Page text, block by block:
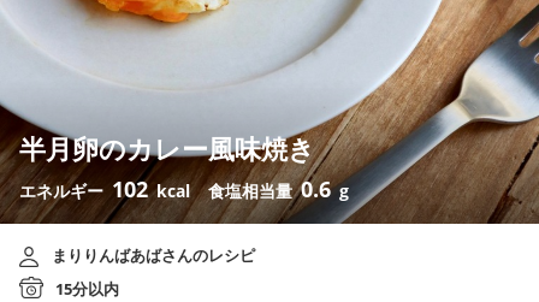
半月卵のカレー風味焼き
エネルギー 102 kcal 食塩相当量0.6 g
まりりんばあばさんのレシピ
15分以内